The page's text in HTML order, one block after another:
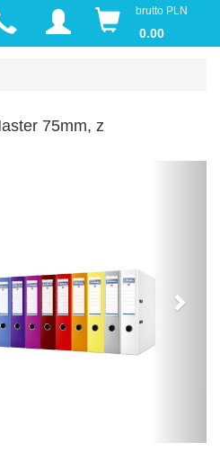
brutto PLN
0.00
75mm, z